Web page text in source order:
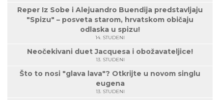
Reper Iz Sobe i Alejuandro Buendija predstavljaju
"Spizu" – posveta starom, hrvatskom običaju
odlaska u spizu!
14. STUDENI
Neočekivani duet Jacquesa i obožavateljice!
13. STUDENI
Što to nosi "glava lava"? Otkrijte u novom singlu
eugena
13. STUDENI